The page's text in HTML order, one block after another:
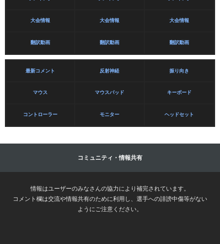
大会情報 大会情報 大会情報
翻訳動画 翻訳動画 翻訳動画
最新コメント 反射神経 振り向き
マウス マウスパッド キーボード
コントローラー モニター ヘッドセット
コミュニティ・情報共有
情報はユーザーのみなさんの協力により補完されています。
コメント欄は交流や情報共有のために利用し、選手への誹謗中傷等がない
ようにご注意ください。